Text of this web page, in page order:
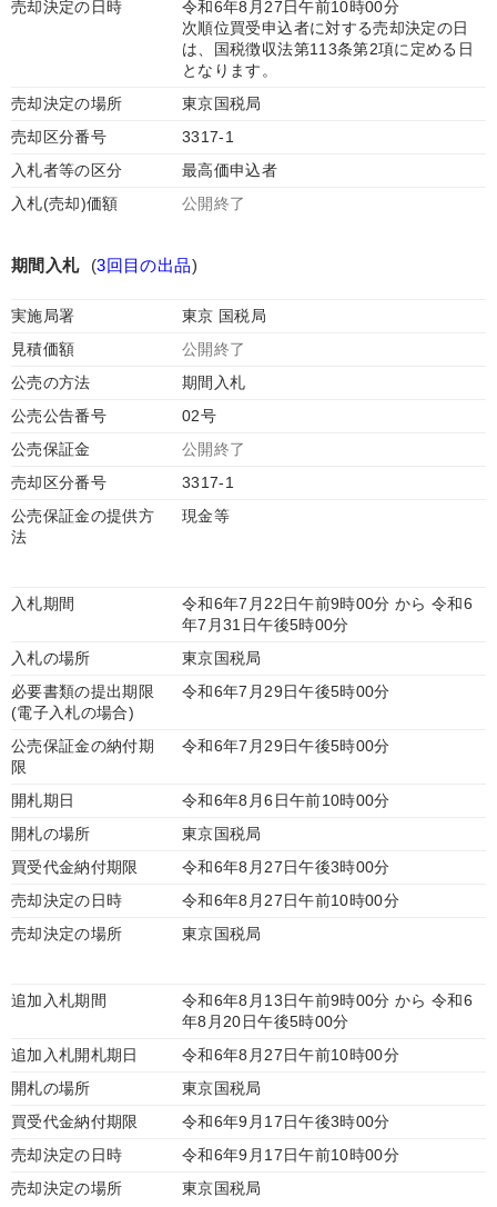
売却決定の日時
令和6年8月27日午前10時00分
次順位買受申込者に対する売却決定の日
は、国税徴収法第113条第2項に定める日
となります。
売却決定の場所
東京国税局
売却区分番号
3317-1
入札者等の区分
最高価申込者
入札(売却)価額
公開終了
期間入札 (3回目の出品)
実施局署
東京 国税局
見積価額
公開終了
公売の方法
期間入札
公売公告番号
02号
公売保証金
公開終了
売却区分番号
3317-1
公売保証金の提供方
法
現金等
入札期間
令和6年7月22日午前9時00分 から 令和6
年7月31日午後5時00分
入札の場所
東京国税局
必要書類の提出期限
(電子入札の場合)
令和6年7月29日午後5時00分
公売保証金の納付期
限
令和6年7月29日午後5時00分
開札期日
令和6年8月6日午前10時00分
開札の場所
東京国税局
買受代金納付期限
令和6年8月27日午後3時00分
売却決定の日時
令和6年8月27日午前10時00分
売却決定の場所
東京国税局
追加入札期間
令和6年8月13日午前9時00分 から 令和6
年8月20日午後5時00分
追加入札開札期日
令和6年8月27日午前10時00分
開札の場所
東京国税局
買受代金納付期限
令和6年9月17日午後3時00分
売却決定の日時
令和6年9月17日午前10時00分
売却決定の場所
東京国税局